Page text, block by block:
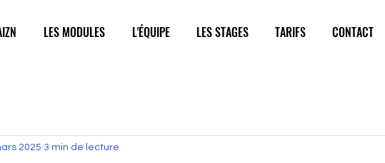
LES MODULES L'ÉQUIPE LES STAGES TARIFS CONTACT
2025 3 min de lecture